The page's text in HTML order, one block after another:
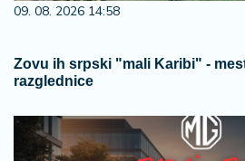
09. 08. 2026 14:58
Zovu ih srpski "mali Karibi" -
razglednice